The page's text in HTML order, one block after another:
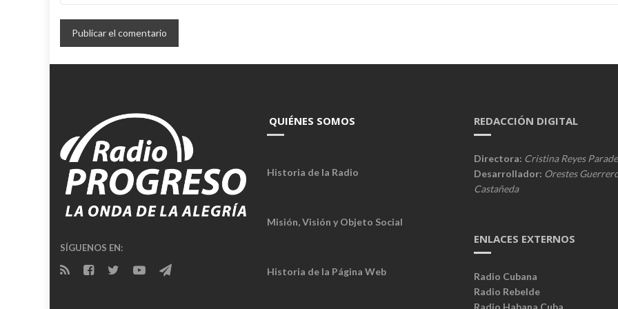
SÍGUENOS EN:
QUIÉNES SOMOS
Historia de la Radio
Misión, Visión y Objeto Social
Historia de la Página Web
REDACCIÓN DIGITAL
Directora: Cristina Reyes
Desarrollador: Orestes
Castañeda
ENLACES EXTERNOS
Radio Cubana
Radio Rebelde